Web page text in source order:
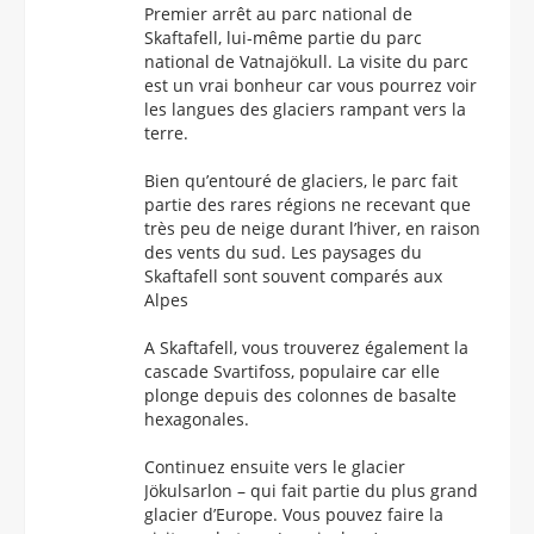
Premier arrêt au parc national de
Skaftafell, lui-même partie du parc
national de Vatnajökull. La visite du parc
est un vrai bonheur car vous pourrez voir
les langues des glaciers rampant vers la
terre.
Bien qu’entouré de glaciers, le parc fait
partie des rares régions ne recevant que
très peu de neige durant l’hiver, en raison
des vents du sud. Les paysages du
Skaftafell sont souvent comparés aux
Alpes
A Skaftafell, vous trouverez également la
cascade Svartifoss, populaire car elle
plonge depuis des colonnes de basalte
hexagonales.
Continuez ensuite vers le glacier
Jökulsarlon – qui fait partie du plus grand
glacier d’Europe. Vous pouvez faire la